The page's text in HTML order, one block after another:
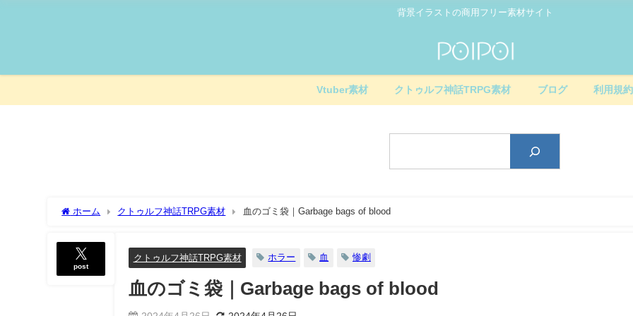
背景イラストの商用フリー素材サイト
Vtuber素材 クトゥルフ神話TRPG素材 ブログ 利用規約
ホーム クトゥルフ神話TRPG素材 血のゴミ袋｜Garbage bags of blood
post
クトゥルフ神話TRPG素材 ホラー 血 惨劇
血のゴミ袋｜Garbage bags of blood